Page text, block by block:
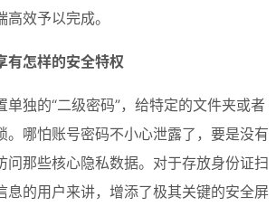
效予以完成。
有怎样的安全特权
单独的“二级密码”，给特定的文件夹或者
。哪怕账号密码不小心泄露了，要是没有
问那些核心隐私数据。对于存放身份证扫
息的用户来讲，增添了极其关键的安全屏